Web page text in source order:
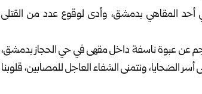
أحد المقاهي بدمشق، وأدى لوقوع عدد من القتلى
عن عبوة ناسفة داخل مقهى في حي الحجاز بدمشق،
الضحايا، ونتمنى الشفاء العاجل للمصابين، قلوبنا